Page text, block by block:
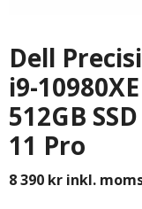
Dell
i9-
512GB
11 Pro
8 390 kr inkl.